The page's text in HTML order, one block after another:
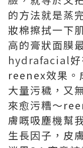
的方法就是蒸
妝棉擦拭一下
高的膏狀面膜
hydrafacial
reenex效果。
大量污穢，又
來愈污糟～
膚嘅吸塵機幫
生長因子，皮